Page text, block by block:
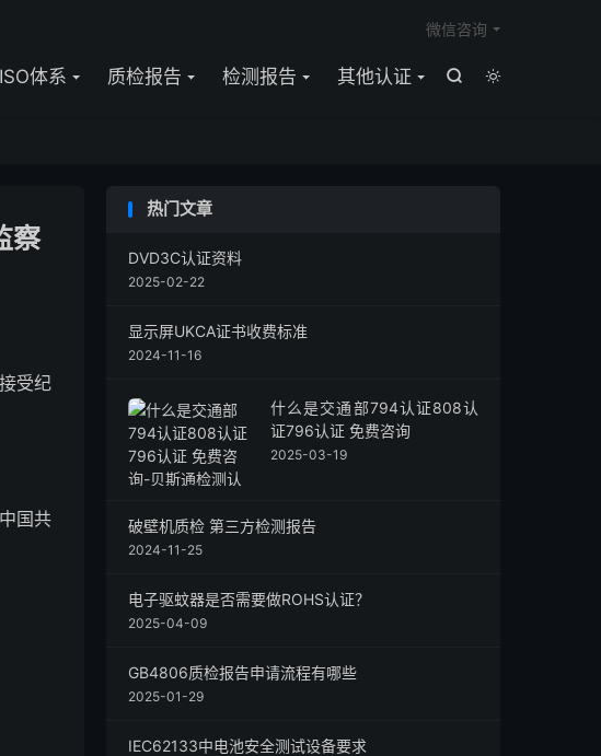


ISO体系 质检报告 检测报告 其他认证
微信咨询
察
受纪
国共
热门文章
DVD3C认证资料
2025-02-22
显示屏UKCA证书收费标准
2024-11-16
什么是交通部794认证808认
证796认证 免费咨询
2025-03-19
破壁机质检 第三方检测报告
2024-11-25
电子驱蚊器是否需要做ROHS认证？
2025-04-09
GB4806质检报告申请流程有哪些
2025-01-29
IEC62133中电池安全测试设备要求